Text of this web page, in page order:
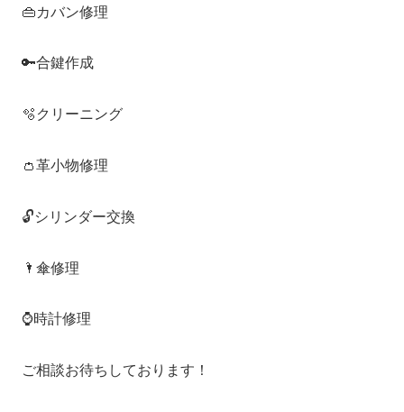
👜カバン修理
🔑合鍵作成
🫧クリーニング
👛革小物修理
🔓シリンダー交換
🌂傘修理
⌚️時計修理
ご相談お待ちしております！